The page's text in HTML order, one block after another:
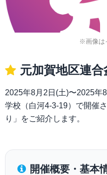
※画像は
元加賀地区連
2025年8月2日(土)〜2025年
学校（白河4-3-19）で開催
り」をご紹介します。
開催概要・基本